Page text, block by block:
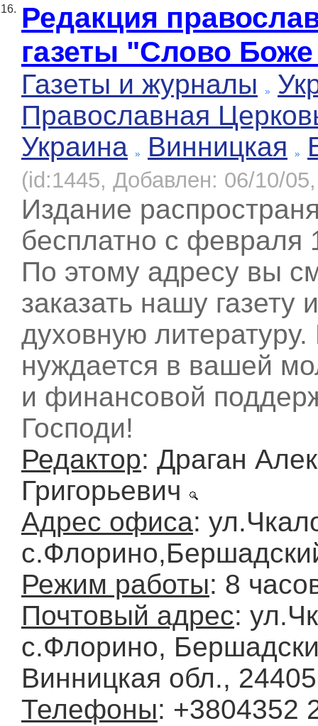
16. Редакция
газеты "Слово
Газеты и журналы
Православная
Украина
Винницкая
(id:1445, Добавлен: 06/10/
Издание
бесплатно с февраля
По этому адресу вы
заказать нашу газету
духовную литературу.
нуждается в вашей
и финансовой
Господи!
Редактор: Драган
Григорьевич
Адрес офиса:
Режим работы: 8
Почтовый адрес:
с.Флорино,
Винницкая обл., 24405
Телефоны: +3804352